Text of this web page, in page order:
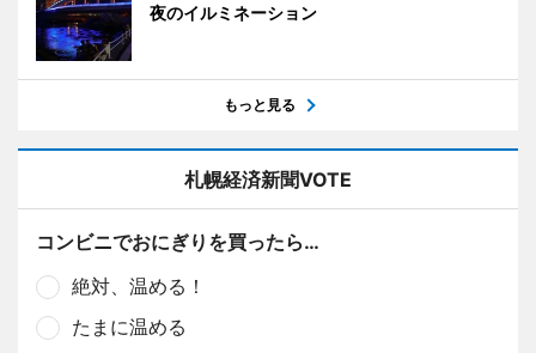
夜のイルミネーション
もっと見る
札幌経済新聞VOTE
コンビニでおにぎりを買ったら…
絶対、温める！
たまに温める